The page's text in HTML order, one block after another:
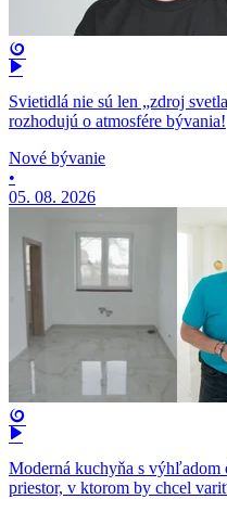
Svietidlá nie sú len „zdroj
rozhodujú o atmosfére bývania!
Nové bývanie
•
05. 08. 2026
Moderná kuchyňa s výhľadom
priestor, v ktorom by chcel